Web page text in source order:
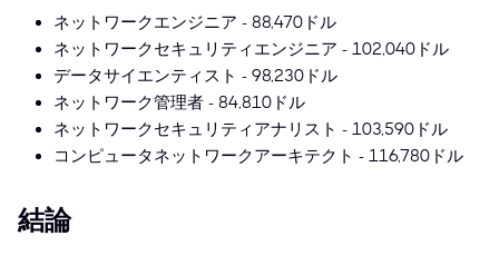
ネットワークエンジニア - 88,470ドル
ネットワークセキュリティエンジニア - 102,040ドル
データサイエンティスト - 98,230ドル
ネットワーク管理者 - 84,810ドル
ネットワークセキュリティアナリスト - 103,590ドル
コンピュータネットワークアーキテクト - 116,780ドル
結論